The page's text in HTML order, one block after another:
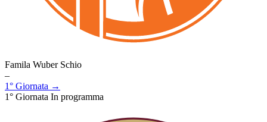
Famila Wuber Schio
–
1° Giornata →
1° Giornata In programma